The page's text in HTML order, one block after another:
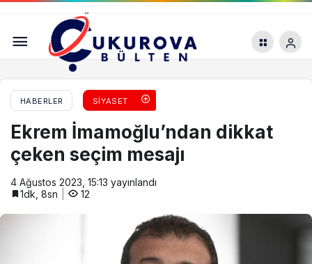
HABERLER SIYASET
Ekrem İmamoğlu’ndan dikkat
çeken seçim mesajı
4 Ağustos 2023, 15:13 yayınlandı
1dk, 8sn
12
CHP’li Faik Öztrak’tan hükümete temmuz
enflasyonu tepkisi